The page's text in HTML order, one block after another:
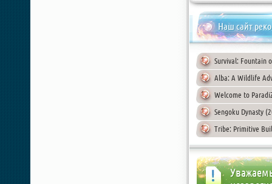
Наш сайт
Survival: Fountain
Alba: A Wildlife
Welcome to
Sengoku Dynasty
Tribe: Primitive